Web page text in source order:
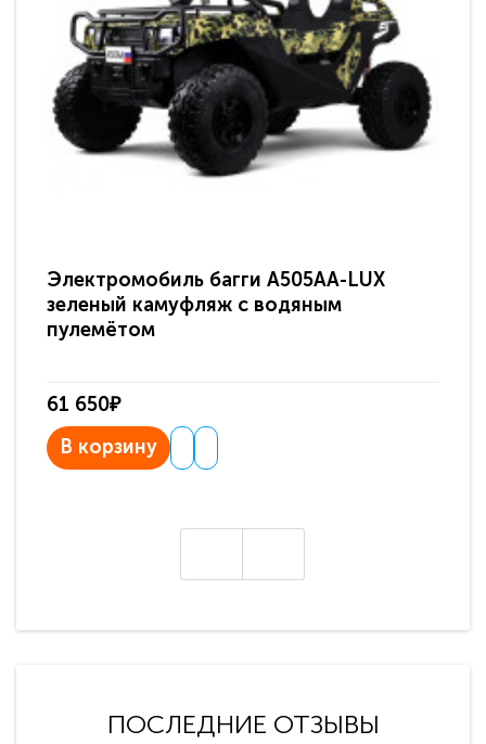
Электромобиль багги A505AA-LUX
зеленый камуфляж с водяным
пулемётом
61 650₽
В корзину
ПОСЛЕДНИЕ ОТЗЫВЫ